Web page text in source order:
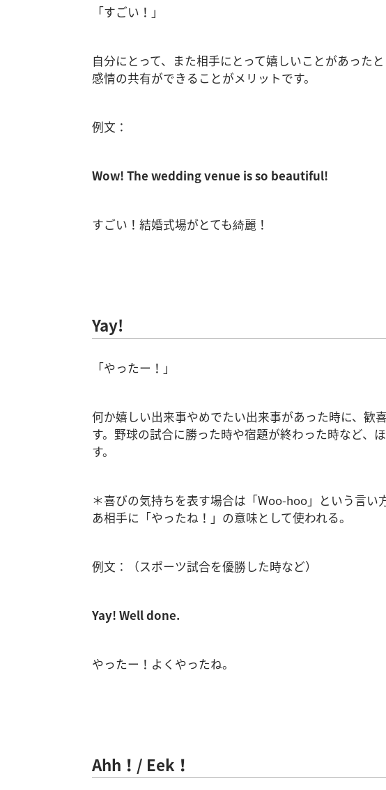
「すごい！」
自分にとって、また相手にとって嬉しいことがあった
感情の共有ができることがメリットです。
例文：
Wow! The wedding venue is so beautiful!
すごい！結婚式場がとても綺麗！
Yay!
「やったー！」
何か嬉しい出来事やめでたい出来事があった時に、歓
す。野球の試合に勝った時や宿題が終わった時など、
す。
＊喜びの気持ちを表す場合は「Woo-hoo」という言
あ相手に「やったね！」の意味として使われる。
例文：（スポーツ試合を優勝した時など）
Yay! Well done.
やったー！よくやったね。
Ahh！/ Eek！